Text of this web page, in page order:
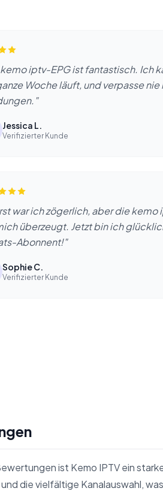
kemo iptv-EPG ist fantastisch. Ich
Woche läuft, und verpasse nie
Jessica L.
Verifizierter Kunde
war ich zögerlich, aber die
überzeugt. Jetzt bin ich
Abonnent!"
Sophie C.
Verifizierter Kunde
ist Kemo IPTV ein
die vielfältige Kanalauswahl,